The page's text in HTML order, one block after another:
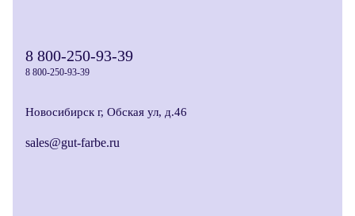
8 800-250-93-39
8 800-250-93-39
Новосибирск г, Обская ул, д.46
sales@gut-farbe.ru